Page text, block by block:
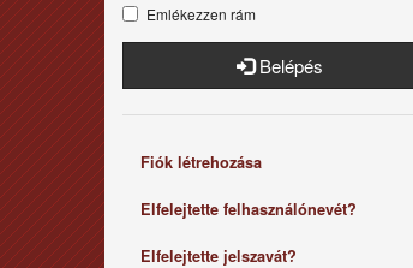
Emlékezzen rám
Belépés
Fiók létrehozása
Elfelejtette felhasználónevét?
Elfelejtette jelszavát?